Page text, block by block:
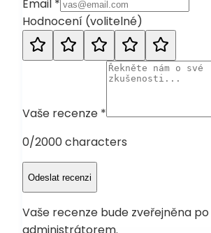
Email *
Hodnocení (volitelné)
Vaše recenze *
0/2000 characters
Odeslat recenzi
Vaše recenze bude zveřejněna